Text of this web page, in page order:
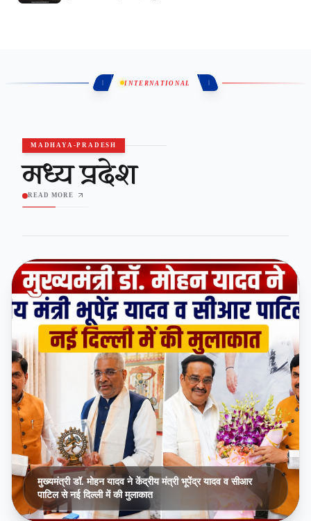
INTERNATIONAL
MADHAYA-PRADESH
मध्य प्रदेश
READ MORE
मुख्यमंत्री डॉ. मोहन यादव ने केंद्रीय मंत्री भूपेंद्र यादव व सीआर
पाटिल से नई दिल्ली में की मुलाकात